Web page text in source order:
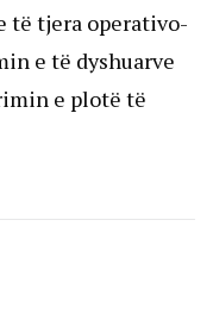
të tjera operativo-
e të dyshuarve
e plotë të